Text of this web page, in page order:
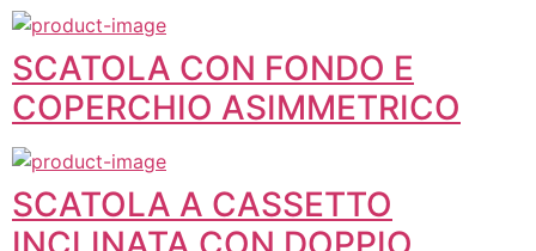
SCATOLA CON FONDO E
COPERCHIO ASIMMETRICO
SCATOLA A CASSETTO